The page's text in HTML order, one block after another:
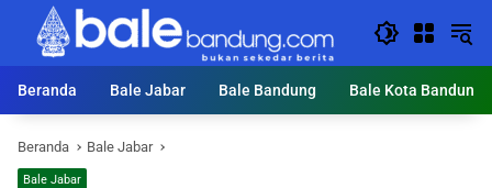
Langsung
konten
Beranda
Bale Jabar Bale Bandung Bale Kota Bandung
Beranda Bale Jabar
Bale Jabar